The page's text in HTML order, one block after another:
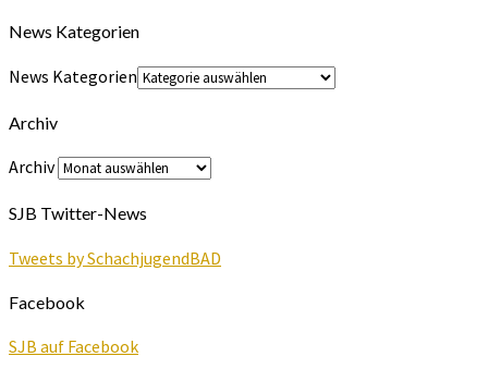
News Kategorien
News Kategorien
Archiv
Archiv
SJB Twitter-News
Tweets by SchachjugendBAD
Facebook
SJB auf Facebook